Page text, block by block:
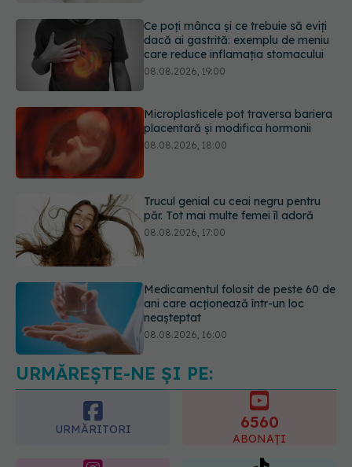
Microplasticele pot traversa bariera
placentară și modifica hormonii
08.08.2026, 18:00
Trucul genial cu ceai negru pentru
păr. Tot mai multe femei îl adoră
Medicamentul folosit de peste 60 de
ani care acționează într-un loc
Transpirații nocturne: semnul ignorat
care poate ascunde probleme
serioase de sănătate
URMĂREȘTE-NE ȘI PE:
URMĂRITORI 6560
ABONAȚI